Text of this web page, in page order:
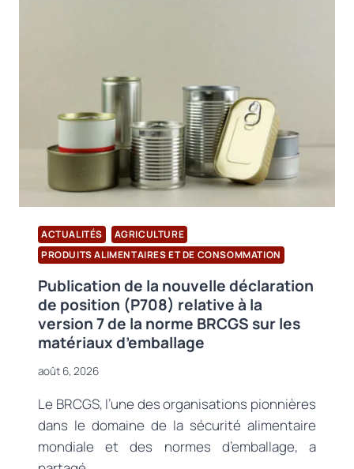
LES
PRATIQUES
COMMERCIALES
ACTUALITÉS
AGRICULTURE
PRODUITS ALIMENTAIRES ET DE CONSOMMATION
Publication de la nouvelle déclaration
de position (P708) relative à la
version 7 de la norme BRCGS sur les
matériaux d’emballage
août 6, 2026
Le BRCGS, l’une des organisations pionnières
dans le domaine de la sécurité alimentaire
mondiale et des normes d’emballage, a